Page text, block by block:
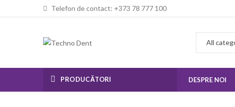
Telefon de contact: +373 78 777 100
PRODUCĂTORI DESPRE NOI